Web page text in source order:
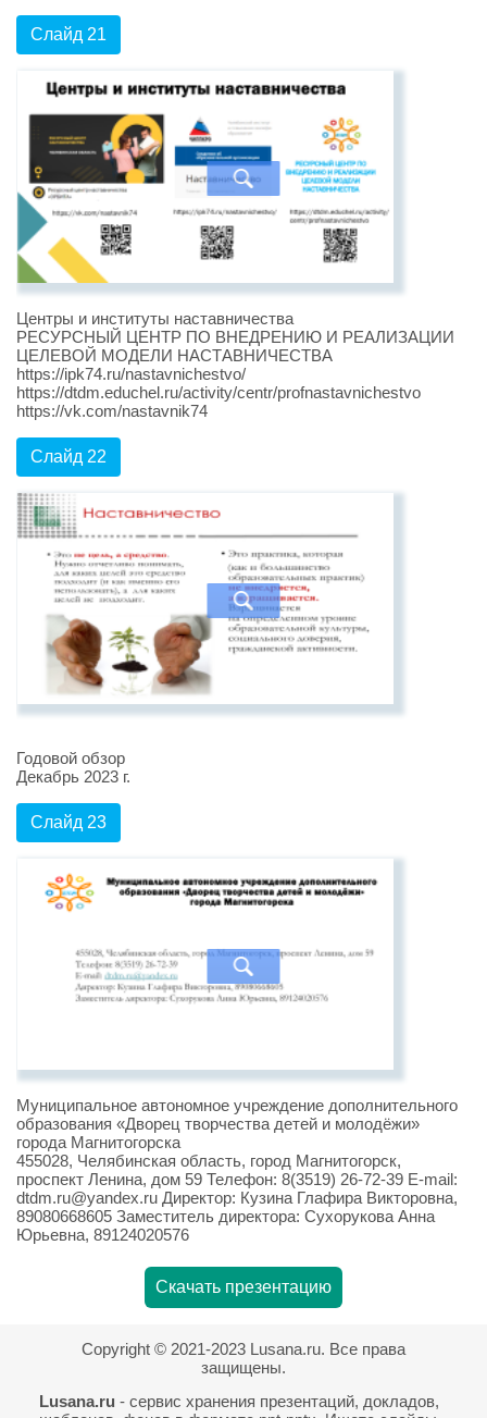
Слайд 21
Центры и институты наставничества
РЕСУРСНЫЙ ЦЕНТР ПО ВНЕДРЕНИЮ И РЕАЛИЗАЦИИ
ЦЕЛЕВОЙ МОДЕЛИ НАСТАВНИЧЕСТВА
https://ipk74.ru/nastavnichestvo/
https://dtdm.educhel.ru/activity/centr/profnastavnichestvo
https://vk.com/nastavnik74
Слайд 22
Годовой обзор
Декабрь 2023 г.
Слайд 23
Муниципальное автономное учреждение дополнительного
образования «Дворец творчества детей и молодёжи»
города Магнитогорска
455028, Челябинская область, город Магнитогорск,
проспект Ленина, дом 59 Телефон: 8(3519) 26-72-39 E-mail:
dtdm.ru@yandex.ru Директор: Кузина Глафира Викторовна,
89080668605 Заместитель директора: Сухорукова Анна
Юрьевна, 89124020576
Скачать презентацию
Copyright © 2021-2023 Lusana.ru. Все права
защищены.
Lusana.ru- сервис хранения презентаций, докладов,